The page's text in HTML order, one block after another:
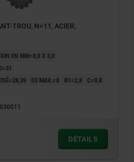
TROU, N=11, ACIER,
EN MM=8,0 X 3,0
D3 MAX.=8 B1=2,8
C=0,8
DÉTAILS